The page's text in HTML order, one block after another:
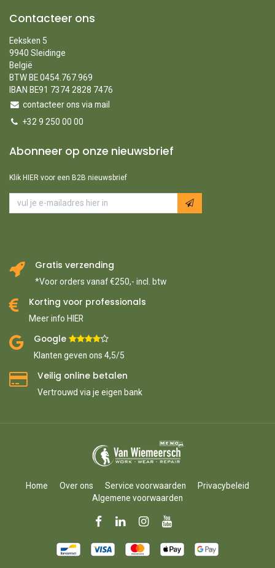
Contacteer ons
Eeksken 5
9940 Sleidinge
België
BTW BE 0454.767.969
IBAN BE91 7374 2828 7476
contacteer ons via mail
+32 9 250 00 00
Abonneer op onze nieuwsbrief
Klik HIER voor een B2B nieuwsbrief
Gratis verzending
*Voor orders vanaf €250,- incl. btw
Korting voor professionals
Meer info HIER
Google ​
Klanten geven ons 4,5/5
Veilig online betalen
Vertrouwd via je eigen bank
Home Over ons Service voorwaarden
Privacybeleid
Algemene voorwaarden